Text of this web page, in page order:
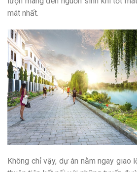
mát nhất.
Không chỉ vậy, dự án nằm ngay giao